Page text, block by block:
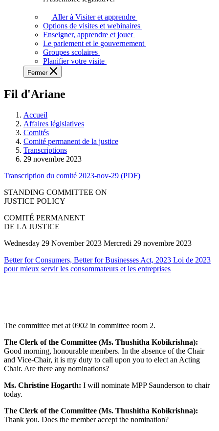
voir,
apprendre
et
à
à
législative.
Aller à Visiter et apprendre
Options de visites et webinaires
Enseigner, apprendre et jouer
Le parlement et le gouvernement
Groupes scolaires
Planifier votre visite
Fermer
Fil d'Ariane
Accueil
Affaires législatives
Comités
Comité permanent de la justice
Transcriptions
29 novembre 2023
Transcription du comité 2023-nov-29 (PDF)
STANDING COMMITTEE ON
JUSTICE POLICY
COMITÉ PERMANENT
DE LA JUSTICE
Wednesday 29 November 2023 Mercredi 29 novembre 2023
Better for Consumers, Better for Businesses Act, 2023 Loi de 2023
pour mieux servir les consommateurs et les entreprises
The committee met at 0902 in committee room 2.
The Clerk of the Committee (Ms. Thushitha Kobikrishna):
Good morning, honourable members. In the absence of the Chair
and Vice-Chair, it is my duty to call upon you to elect an Acting
Chair. Are there any nominations?
Ms. Christine Hogarth: I will nominate MPP Saunderson to chair
today.
The Clerk of the Committee (Ms. Thushitha Kobikrishna):
Thank you. Does the member accept the nomination?